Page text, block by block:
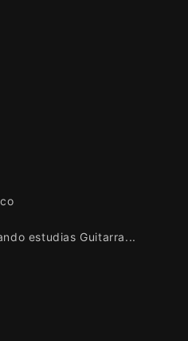
estudias Guitarra...